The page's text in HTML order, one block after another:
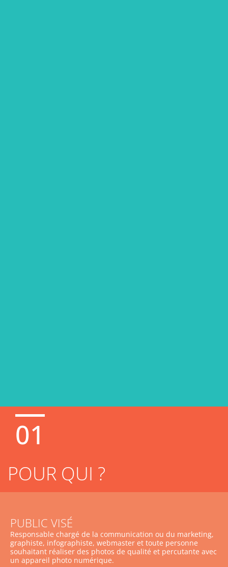
01
POUR QUI ?
PUBLIC VISÉ
Responsable chargé de la communication ou du marketing,
graphiste, infographiste, webmaster et toute personne
souhaitant réaliser des photos de qualité et percutante avec
un appareil photo numérique.